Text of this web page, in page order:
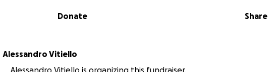
Share
Donate
Alessandro Vitiello
Alessandro Vitiello is organizing this fundraiser.